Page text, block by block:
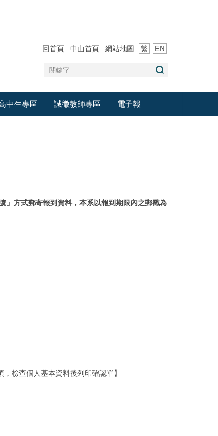
回首頁 中山首頁 網站地圖 繁 EN
中生專區 誠徵教師專區 電子報
」方式郵寄報到資料，本系以報到期限內之郵戳為
檢查個人基本資料後列印確認單】